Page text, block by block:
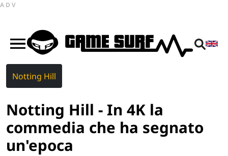
ADV
Notting Hill
Notting Hill - In 4K la
commedia che ha segnato
un'epoca